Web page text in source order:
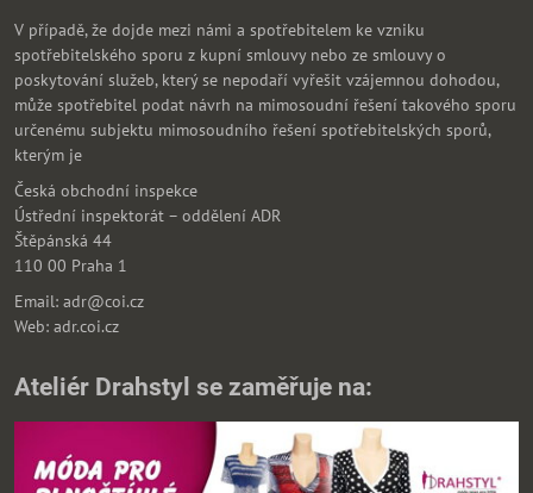
V případě, že dojde mezi námi a spotřebitelem ke vzniku
spotřebitelského sporu z kupní smlouvy nebo ze smlouvy o
poskytování služeb, který se nepodaří vyřešit vzájemnou dohodou,
může spotřebitel podat návrh na mimosoudní řešení takového sporu
určenému subjektu mimosoudního řešení spotřebitelských sporů,
kterým je
Česká obchodní inspekce
Ústřední inspektorát – oddělení ADR
Štěpánská 44
110 00 Praha 1
Email: adr@coi.cz
Web: adr.coi.cz
Ateliér Drahstyl se zaměřuje na: